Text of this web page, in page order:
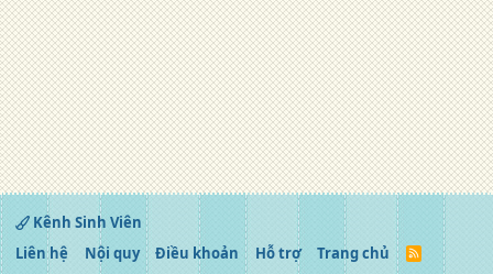
Kênh Sinh Viên
Liên hệ
Nội quy Điều khoản Hỗ trợ Trang chủ
R